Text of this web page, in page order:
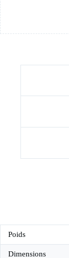
Poids
Dimensions